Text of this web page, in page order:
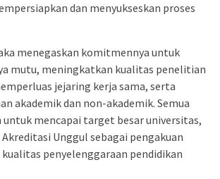
dan menyukseskan proses
menegaskan komitmennya untuk
mutu, meningkatkan kualitas penelitian
jejaring kerja sama, serta
akademik dan non-akademik. Semua
untuk mencapai target besar universitas,
Unggul sebagai pengakuan
penyelenggaraan pendidikan